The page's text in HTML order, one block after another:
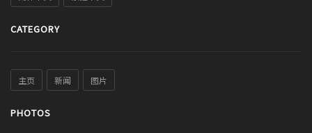
CATEGORY
主页 新闻 图片
PHOTOS